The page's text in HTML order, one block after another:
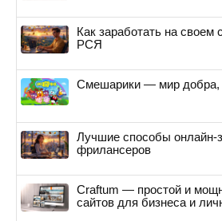
Как заработать на
РСЯ
Смешарики — мир добра,
Лучшие способы онлайн-
фрилансеров
Craftum — простой и
сайтов для бизнеса и